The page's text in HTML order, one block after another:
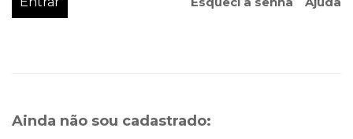
Ainda não sou cadastrado: